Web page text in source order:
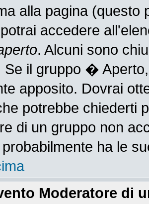
alla pagina
accedere
. Alcuni sono
Se il gruppo �
apposito. Dovrai
potrebbe chiederti
di un gruppo non
ha le
Moderatore di